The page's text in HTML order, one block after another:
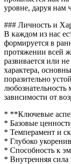
уровне, даруя нам
### Личность и
В каждом из нас
формируется в
протяжении всей
развивается или
характера,
поразительно
любознательность
зависимости от
* **Ключевые
* Базовые
* Темперамент и
* Глубоко
* Способность к
* Внутренняя сила